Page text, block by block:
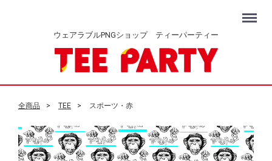
ウェアラブルPNGショップ ティーパーティー
Menu
全商品 TEE スポーツ・赤